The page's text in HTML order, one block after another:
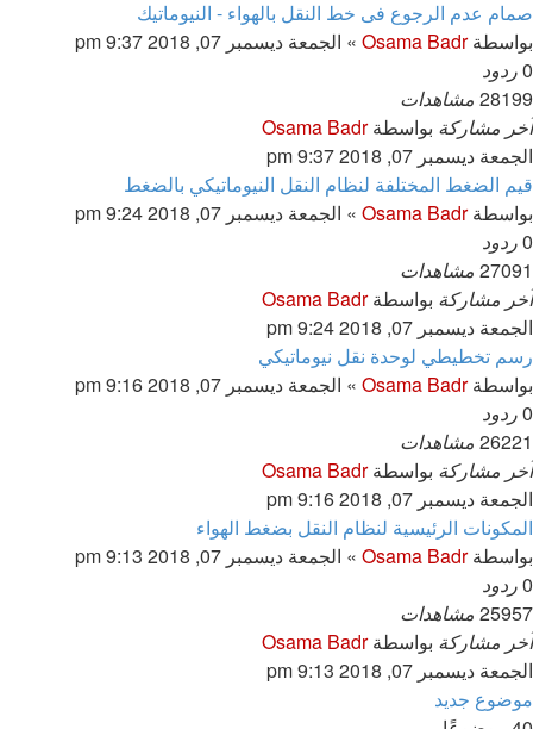
صمام عدم الرجوع فى خط النقل بالهواء - النيوماتيك
بواسطةOsama Badr
» الجمعة ديسمبر 07, 2018 9:37 pm
0ردود
28199 مشاهدات
آخر مشاركة بواسطةOsama Badr
الجمعة ديسمبر 07, 2018 9:37 pm
قيم الضغط المختلفة لنظام النقل النيوماتيكي بالضغط
بواسطةOsama Badr
» الجمعة ديسمبر 07, 2018 9:24 pm
0ردود
27091 مشاهدات
آخر مشاركة بواسطةOsama Badr
الجمعة ديسمبر 07, 2018 9:24 pm
رسم تخطيطي لوحدة نقل نيوماتيكي
بواسطةOsama Badr
» الجمعة ديسمبر 07, 2018 9:16 pm
0ردود
26221 مشاهدات
آخر مشاركة بواسطةOsama Badr
الجمعة ديسمبر 07, 2018 9:16 pm
المكونات الرئيسية لنظام النقل بضغط الهواء
بواسطةOsama Badr
» الجمعة ديسمبر 07, 2018 9:13 pm
0ردود
25957 مشاهدات
آخر مشاركة بواسطةOsama Badr
الجمعة ديسمبر 07, 2018 9:13 pm
موضوع جديد